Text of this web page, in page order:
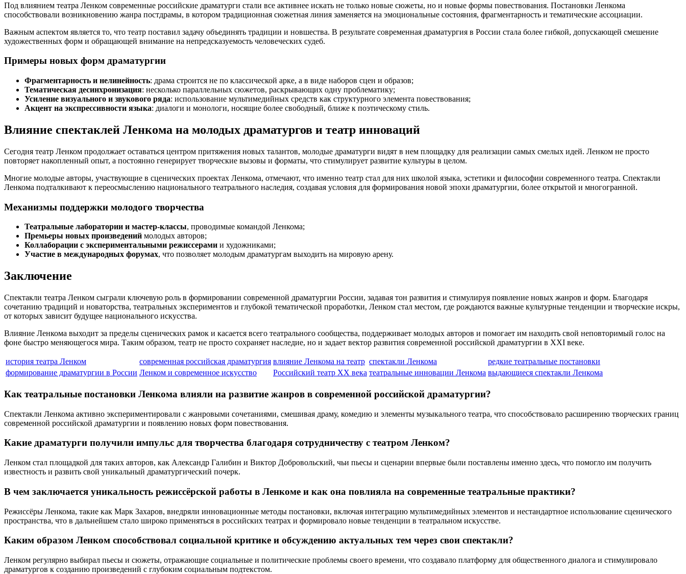
Под влиянием театра Ленком современные российские драматурги стали все активнее искать не только новые сюжеты, но и новые формы повествования. Постановки Ленкома
способствовали возникновению жанра постдрамы, в котором традиционная сюжетная линия заменяется на эмоциональные состояния, фрагментарность и тематические ассоциации.
Важным аспектом является то, что театр поставил задачу объединять традиции и новшества. В результате современная драматургия в России стала более гибкой, допускающей смешение
художественных форм и обращающей внимание на непредсказуемость человеческих судеб.
Примеры новых форм драматургии
Фрагментарность и нелинейность: драма строится не по классической арке, а в виде наборов сцен и образов;
Тематическая десинхронизация: несколько параллельных сюжетов, раскрывающих одну проблематику;
Усиление визуального и звукового ряда: использование мультимедийных средств как структурного элемента повествования;
Акцент на экспрессивности языка: диалоги и монологи, носящие более свободный, ближе к поэтическому стиль.
Влияние спектаклей Ленкома на молодых драматургов и театр инноваций
Сегодня театр Ленком продолжает оставаться центром притяжения новых талантов, молодые драматурги видят в нем площадку для реализации самых смелых идей. Ленком не просто
повторяет накопленный опыт, а постоянно генерирует творческие вызовы и форматы, что стимулирует развитие культуры в целом.
Многие молодые авторы, участвующие в сценических проектах Ленкома, отмечают, что именно театр стал для них школой языка, эстетики и философии современного театра. Спектакли
Ленкома подталкивают к переосмыслению национального театрального наследия, создавая условия для формирования новой эпохи драматургии, более открытой и многогранной.
Механизмы поддержки молодого творчества
Театральные лаборатории и мастер-классы, проводимые командой Ленкома;
Премьеры новых произведений молодых авторов;
Коллаборации с экспериментальными режиссерами и художниками;
Участие в международных форумах, что позволяет молодым драматургам выходить на мировую арену.
Заключение
Спектакли театра Ленком сыграли ключевую роль в формировании современной драматургии России, задавая тон развития и стимулируя появление новых жанров и форм. Благодаря
сочетанию традиций и новаторства, театральных экспериментов и глубокой тематической проработки, Ленком стал местом, где рождаются важные культурные тенденции и творческие искры,
от которых зависит будущее национального искусства.
Влияние Ленкома выходит за пределы сценических рамок и касается всего театрального сообщества, поддерживает молодых авторов и помогает им находить свой неповторимый голос на
фоне быстро меняющегося мира. Таким образом, театр не просто сохраняет наследие, но и задает вектор развития современной российской драматургии в XXI веке.
история театра Ленком современная российская драматургия влияние Ленкома на театр спектакли Ленкома
редкие театральные постановки
формирование драматургии в России Ленком и современное искусство Российский театр XX века театральные инновации Ленкома выдающиеся спектакли Ленкома
Как театральные постановки Ленкома влияли на развитие жанров в современной российской драматургии?
Спектакли Ленкома активно экспериментировали с жанровыми сочетаниями, смешивая драму, комедию и элементы музыкального театра, что способствовало расширению творческих границ
современной российской драматургии и появлению новых форм повествования.
Какие драматурги получили импульс для творчества благодаря сотрудничеству с театром Ленком?
Ленком стал площадкой для таких авторов, как Александр Галибин и Виктор Добровольский, чьи пьесы и сценарии впервые были поставлены именно здесь, что помогло им получить
известность и развить свой уникальный драматургический почерк.
В чем заключается уникальность режиссёрской работы в Ленкоме и как она повлияла на современные театральные практики?
Режиссёры Ленкома, такие как Марк Захаров, внедряли инновационные методы постановки, включая интеграцию мультимедийных элементов и нестандартное использование сценического
пространства, что в дальнейшем стало широко применяться в российских театрах и формировало новые тенденции в театральном искусстве.
Каким образом Ленком способствовал социальной критике и обсуждению актуальных тем через свои спектакли?
Ленком регулярно выбирал пьесы и сюжеты, отражающие социальные и политические проблемы своего времени, что создавало платформу для общественного диалога и стимулировало
драматургов к созданию произведений с глубоким социальным подтекстом.